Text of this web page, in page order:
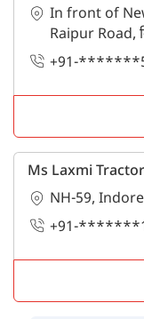
In front of
Raipur Road,
+91-
Ms Laxmi
NH-59, Indore
+91-